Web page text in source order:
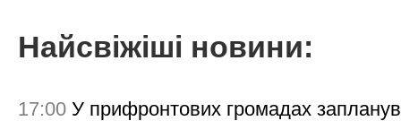
Найсвіжіші новини:
17:00 У прифронтових громадах